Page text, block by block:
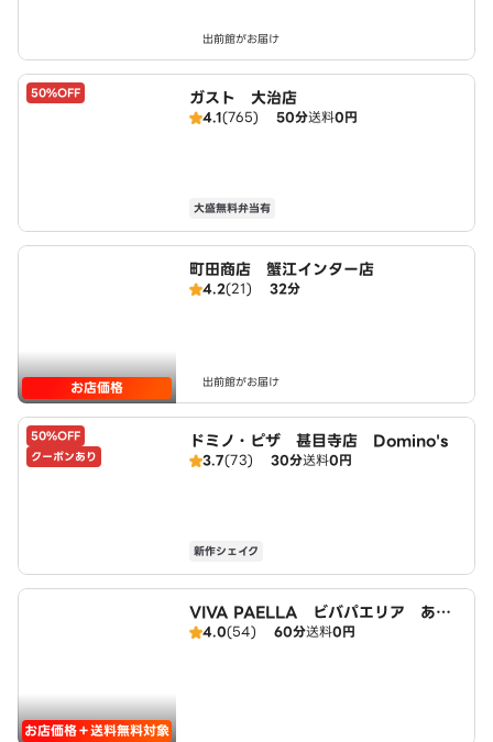
出前館がお届け
50%OFF ガスト 大治店
4.1(765) 50分送料0円
大盛無料弁当有
お店価格
町田商店 蟹江インター店
4.2(21) 32分
出前館がお届け
50%OFF
クーポンあり
ドミノ・ピザ 甚目寺店 Domino's
3.7(73) 30分送料0円
新作シェイク
お店価格＋送料無料対象
VIVA PAELLA ビバパエリア あま
大治店
4.0(54) 60分送料0円